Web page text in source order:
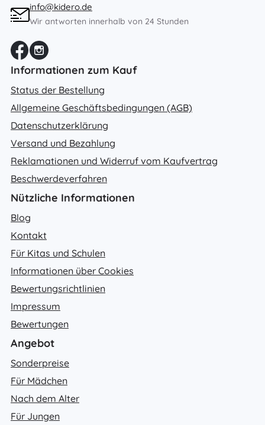
info@kidero.de
Wir antworten innerhalb von 24 Stunden
Informationen zum Kauf
Status der Bestellung
Allgemeine Geschäftsbedingungen (AGB)
Datenschutzerklärung
Versand und Bezahlung
Reklamationen und Widerruf vom Kaufvertrag
Beschwerdeverfahren
Nützliche Informationen
Blog
Kontakt
Für Kitas und Schulen
Informationen über Cookies
Bewertungsrichtlinien
Impressum
Bewertungen
Angebot
Sonderpreise
Für Mädchen
Nach dem Alter
Für Jungen